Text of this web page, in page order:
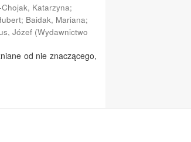
Katarzyna;
; Baidak, Mariana;
Józef (Wydawnictwo
od nie znaczącego,